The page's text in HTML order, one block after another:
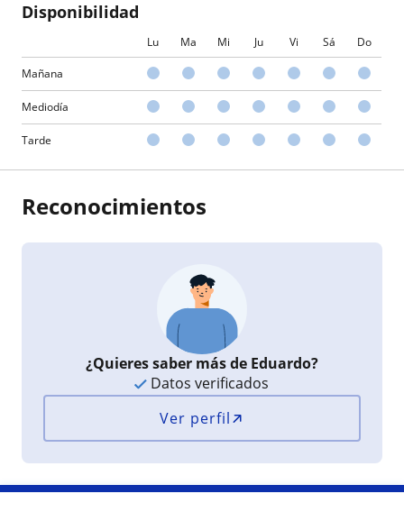
Disponibilidad
Lu Ma Mi Ju Vi Sá Do
Mañana
Mediodía
Tarde
Reconocimientos
¿Quieres saber más de Eduardo?
Datos verificados
Ver perfil